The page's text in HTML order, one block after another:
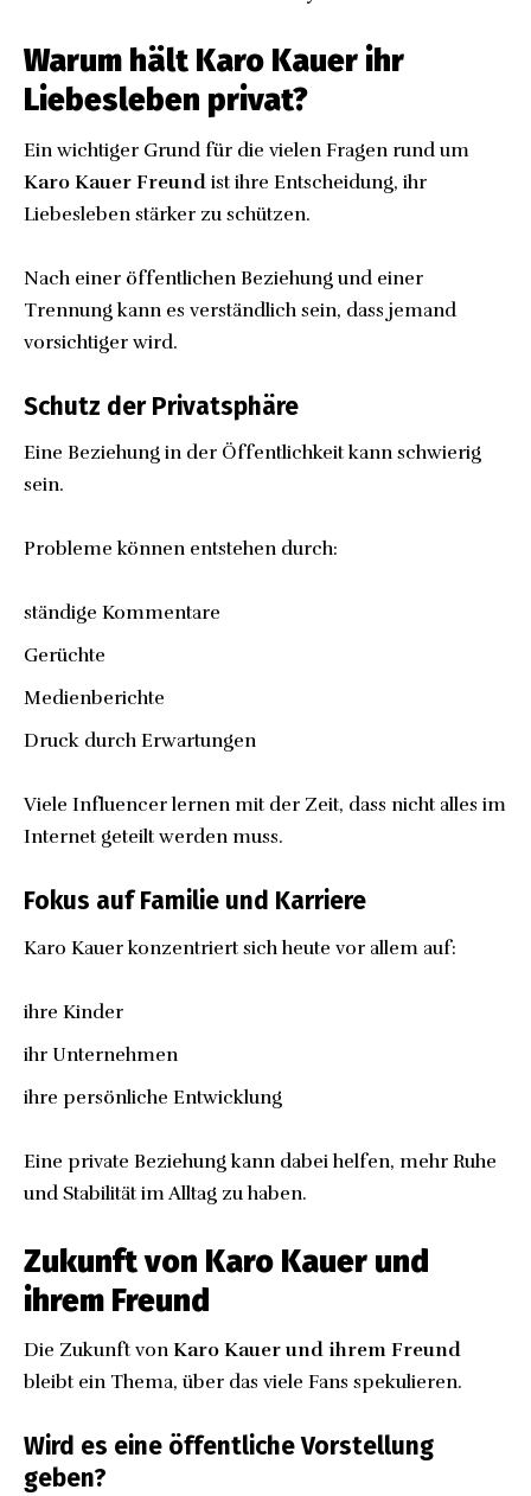
Warum hält Karo Kauer ihr
Liebesleben privat?
Ein wichtiger Grund für die vielen Fragen rund um
Karo Kauer Freund ist ihre Entscheidung, ihr
Liebesleben stärker zu schützen.
Nach einer öffentlichen Beziehung und einer
Trennung kann es verständlich sein, dass jemand
vorsichtiger wird.
Schutz der Privatsphäre
Eine Beziehung in der Öffentlichkeit kann schwierig
sein.
Probleme können entstehen durch:
ständige Kommentare
Gerüchte
Medienberichte
Druck durch Erwartungen
Viele Influencer lernen mit der Zeit, dass nicht alles im
Internet geteilt werden muss.
Fokus auf Familie und Karriere
Karo Kauer konzentriert sich heute vor allem auf:
ihre Kinder
ihr Unternehmen
ihre persönliche Entwicklung
Eine private Beziehung kann dabei helfen, mehr Ruhe
und Stabilität im Alltag zu haben.
Zukunft von Karo Kauer und
ihrem Freund
Die Zukunft von Karo Kauer und ihrem Freund
bleibt ein Thema, über das viele Fans spekulieren.
Wird es eine öffentliche Vorstellung
geben?